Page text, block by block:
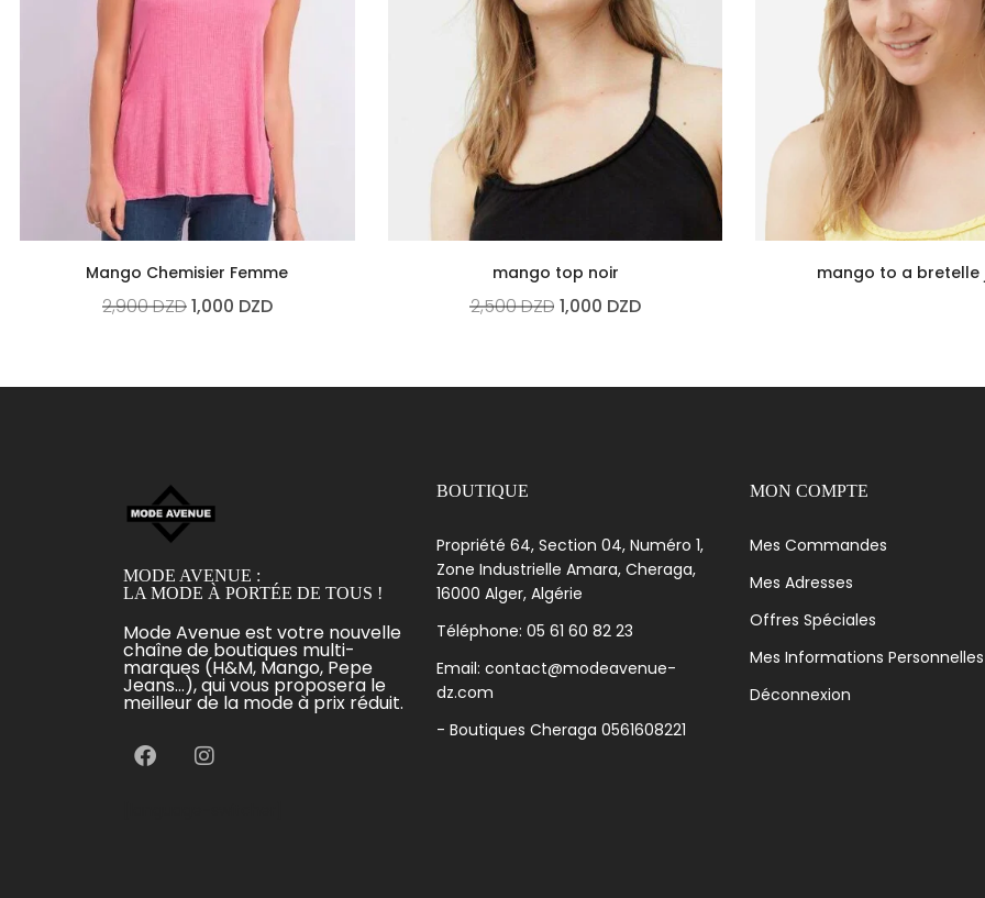
Mango Chemisier Femme
2,900DZD1,000 DZD
mango top noir
2,500DZD 1,000 DZD
mango to a bretelle
MODE AVENUE :
LA MODE À PORTÉE DE TOUS !
Mode Avenue est votre nouvelle
chaîne de boutiques multi-
marques (H&M, Mango, Pepe
Jeans...), qui vous proposera le
meilleur de la mode à prix réduit.
BOUTIQUE
Propriété 64, Section 04, Numéro 1,
Zone Industrielle Amara, Cheraga,
16000 Alger, Algérie
Téléphone: 05 61 60 82 23
Email: contact@modeavenue-
dz.com
- Boutiques Cheraga 0561608221
MON COMPTE
Mes Commandes
Mes Adresses
Offres Spéciales
Mes Informations Personnelles
Déconnexion